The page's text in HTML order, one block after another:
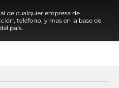
de cualquier empresa de
teléfono, y mas en la base de
país.